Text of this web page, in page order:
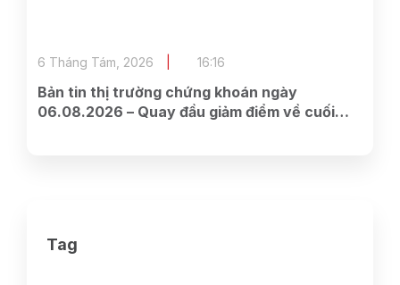
Bản tin thị trường chứng khoán ngày
06.08.2026 – Quay đầu giảm điểm về cuối
6 Tháng Tám, 2026 16:16
Tag